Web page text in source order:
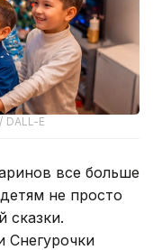
E
все больше
не просто
сказки.